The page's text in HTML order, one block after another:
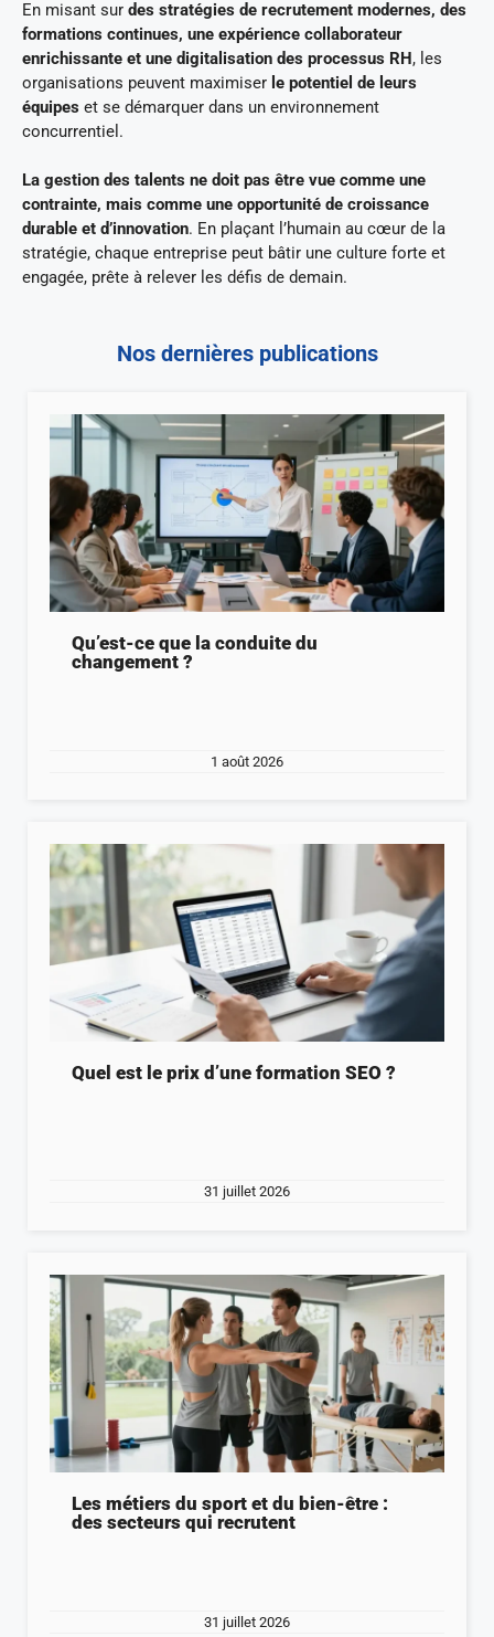
En misant sur des stratégies de recrutement modernes, des
formations continues, une expérience collaborateur
enrichissante et une digitalisation des processus RH, les
organisations peuvent maximiser le potentiel de leurs
équipes et se démarquer dans un environnement
concurrentiel.
La gestion des talents ne doit pas être vue comme une
contrainte, mais comme une opportunité de croissance
durable et d’innovation. En plaçant l’humain au cœur de la
stratégie, chaque entreprise peut bâtir une culture forte et
engagée, prête à relever les défis de demain.
Nos dernières publications
Qu’est-ce que la conduite du
changement ?
1 août 2026
Quel est le prix d’une formation SEO ?
31 juillet 2026
Les métiers du sport et du bien-être :
des secteurs qui recrutent
31 juillet 2026